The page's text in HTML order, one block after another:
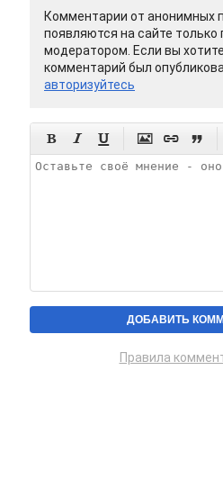
Комментарии от анонимных
появляются на сайте только
модератором. Если вы
комментарий был
авторизуйтесь
     
Правила